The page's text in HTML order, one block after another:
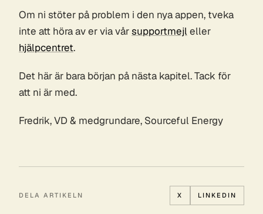
Om ni stöter på problem i den nya appen, tveka
inte att höra av er via vårsupportmejleller
hjälpcentret.
Det här är bara början på nästa kapitel. Tack för
att ni är med.
Fredrik, VD & medgrundare, Sourceful Energy
DELA ARTIKELN X LINKEDIN